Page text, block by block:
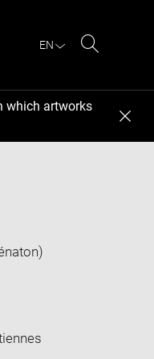
EN
which artworks